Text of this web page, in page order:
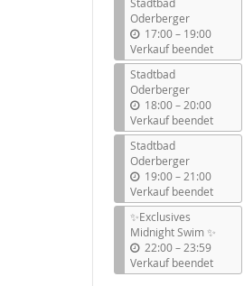
Oderberger
17:00–b
i
s
19:00
Verkauf beendet
Stadtbad
Oderberger
18:00–b
i
s
20:00
Verkauf beendet
Stadtbad
Oderberger
19:00–b
i
s
21:00
Verkauf beendet
✨Exclusives
Midnight Swim ✨
22:00–b
i
s
23:59
Verkauf beendet